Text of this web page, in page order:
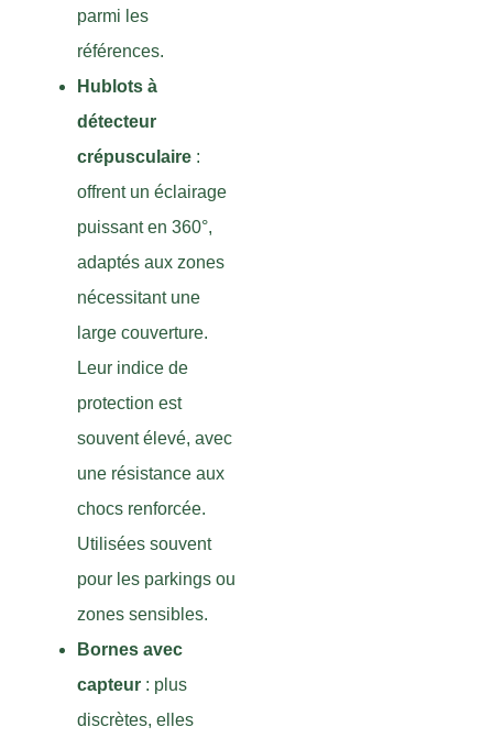
parmi les
références.
Hublots à
détecteur
crépusculaire :
offrent un éclairage
puissant en 360°,
adaptés aux zones
nécessitant une
large couverture.
Leur indice de
protection est
souvent élevé, avec
une résistance aux
chocs renforcée.
Utilisées souvent
pour les parkings ou
zones sensibles.
Bornes avec
capteur : plus
discrètes, elles